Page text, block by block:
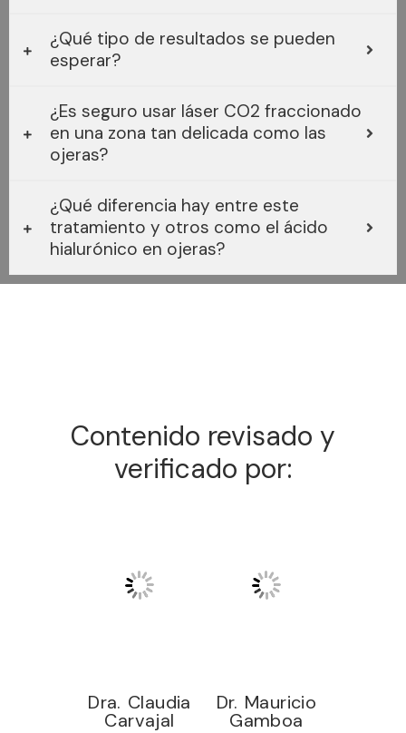
¿Qué tipo de resultados se pueden
esperar?
¿Es seguro usar láser CO2 fraccionado
en una zona tan delicada como las
ojeras?
¿Qué diferencia hay entre este
tratamiento y otros como el ácido
hialurónico en ojeras?
Contenido revisado y
verificado por:
Dra. Claudia
Carvajal
Dr. Mauricio
Gamboa